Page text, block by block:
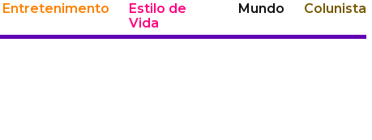
Entretenimento
Estilo de
Vida
Mundo Colunista